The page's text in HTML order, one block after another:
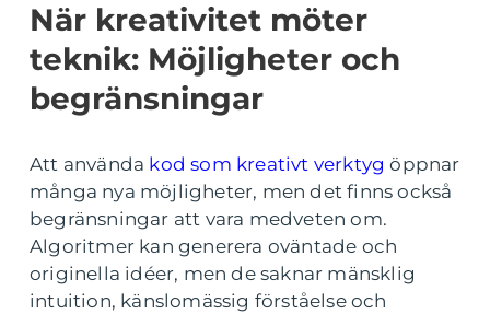
När kreativitet möter
teknik: Möjligheter och
begränsningar
Att använda kod som kreativt verktyg öppnar
många nya möjligheter, men det finns också
begränsningar att vara medveten om.
Algoritmer kan generera oväntade och
originella idéer, men de saknar mänsklig
intuition, känslomässig förståelse och